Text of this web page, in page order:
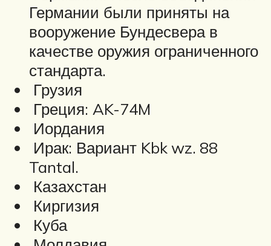
Германии были приняты на
вооружение Бундесвера в
качестве оружия ограниченного
стандарта.
Грузия
Греция: AK-74M
Иордания
Ирак: Вариант Kbk wz. 88
Tantal.
Казахстан
Киргизия
Куба